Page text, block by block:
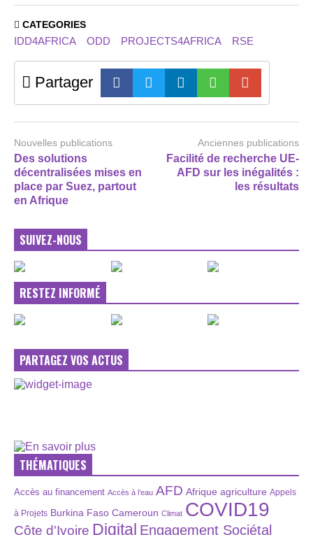
CATEGORIES
IDD4AFRICA ODD PROJECTS4AFRICA RSE
Partager
Nouvelles publications
Des solutions
décentralisées mises en
place par Suez, partout
en Afrique
Anciennes publications
Facilité de recherche UE-
AFD sur les inégalités :
les résultats
SUIVEZ-NOUS
RESTEZ INFORMÉ
PARTAGEZ VOS ACTUS
THÉMATIQUES
Accès au financement Accès à l’eau AFD Afrique agriculture Appels
à Projets Burkina Faso Cameroun Climat COVID19
Côte d'Ivoire Digital Engagement Sociétal